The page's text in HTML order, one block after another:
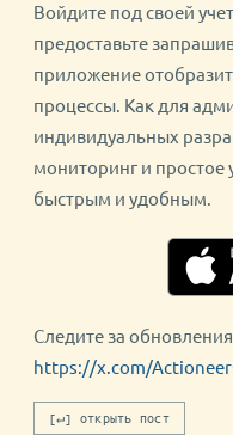
Войдите под своей
предоставьте
приложение
процессы. Как для
индивидуальных
мониторинг и
быстрым и удобным.
Следите за
https://x.com/
[↵] открыть пост